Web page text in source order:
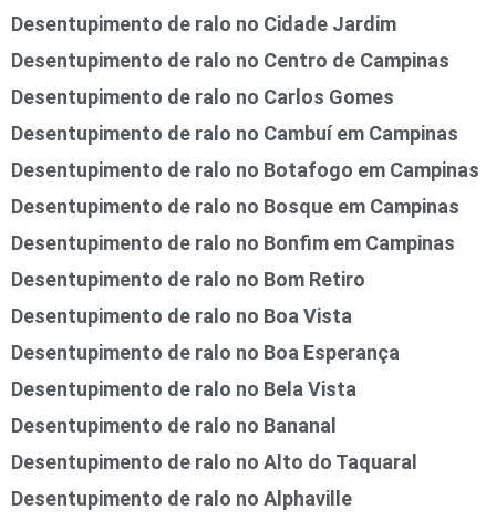
Desentupimento de ralo no Cidade Jardim
Desentupimento de ralo no Centro de Campinas
Desentupimento de ralo no Carlos Gomes
Desentupimento de ralo no Cambuí em Campinas
Desentupimento de ralo no Botafogo em Campinas
Desentupimento de ralo no Bosque em Campinas
Desentupimento de ralo no Bonfim em Campinas
Desentupimento de ralo no Bom Retiro
Desentupimento de ralo no Boa Vista
Desentupimento de ralo no Boa Esperança
Desentupimento de ralo no Bela Vista
Desentupimento de ralo no Bananal
Desentupimento de ralo no Alto do Taquaral
Desentupimento de ralo no Alphaville